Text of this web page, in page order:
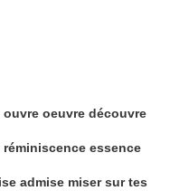
oeuvre découvre
essence
admise miser sur tes